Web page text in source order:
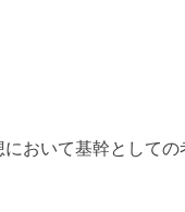
おいて基幹として